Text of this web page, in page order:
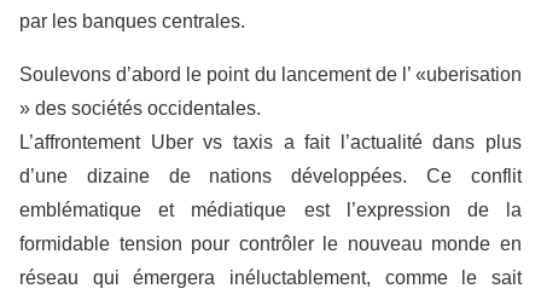
par les banques centrales.
Soulevons d’abord le point du lancement de l’ «uberisation
» des sociétés occidentales.
L’affrontement Ubervs taxis a fait l’actualité dans plus
d’une dizaine de nations développées. Ce conflit
emblématique et médiatique est l’expression de la
formidable tension pour contrôler le nouveau monde en
réseau qui émergera inéluctablement, comme le sait